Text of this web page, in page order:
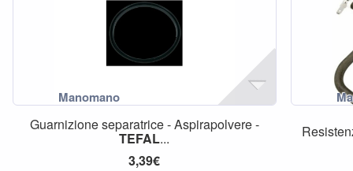
Guarnizione separatrice - Aspirapolvere -
TEFAL...
3,39€